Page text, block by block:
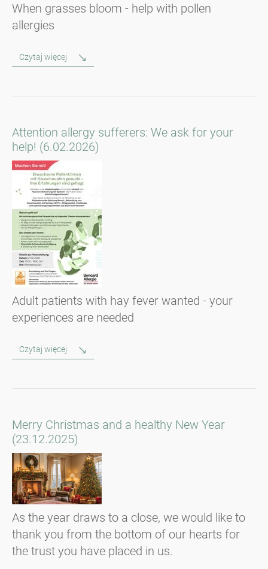
When grasses bloom - help with pollen
allergies
Czytaj więcej
Attention allergy sufferers: We ask for your
help! (6.02.2026)
Adult patients with hay fever wanted - your
experiences are needed
Czytaj więcej
Merry Christmas and a healthy New Year
(23.12.2025)
As the year draws to a close, we would like to
thank you from the bottom of our hearts for
the trust you have placed in us.